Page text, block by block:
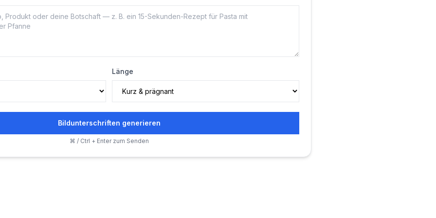
Länge
Bildunterschriften generieren
⌘ / Ctrl + Enter zum Senden